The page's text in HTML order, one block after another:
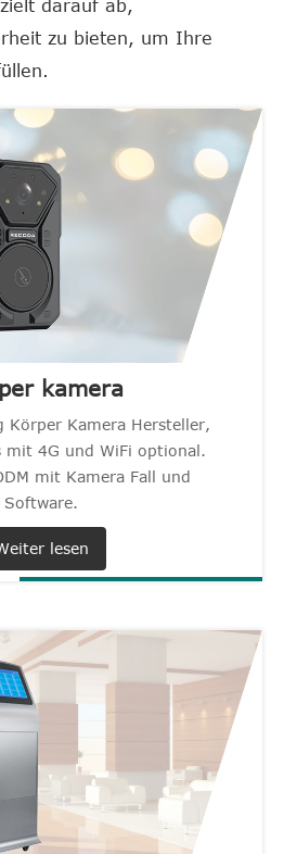
darauf ab,
zu bieten, um Ihre
kamera
Körper Kamera Hersteller,
mit 4G und WiFi optional.
mit Kamera Fall und
Software.
lesen